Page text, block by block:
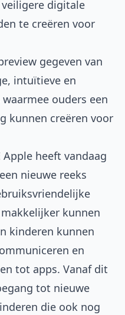
digitale
te creëren voor
gegeven van
intuïtieve en
ouders een
kunnen creëren voor
Apple heeft vandaag
nieuwe reeks
kunnen
kinderen kunnen
en
tot apps. Vanaf dit
tot nieuwe
die ook nog